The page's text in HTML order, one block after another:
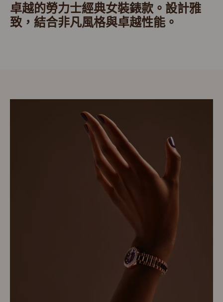
卓越的勞力士經典女裝錶款。設計雅
致，結合非凡風格與卓越性能。